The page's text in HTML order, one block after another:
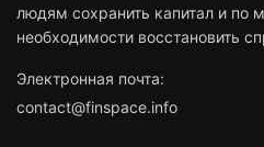
людям сохранить капитал и по
необходимости восстановить
Электронная почта:
contact@finspace.info